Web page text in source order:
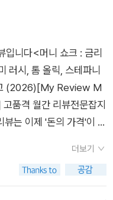
니라 인식의 전환에 가깝
제를 기반으로 의사결정
자본 비용을 더욱더 입
되는 시점이라는 것이다.
장을 움직이는 블룸버그
, 그들이 다루는 데이터
적이다. 전 세계 금융 시
석해 도출해 낸 결과이기
다. 《머니쇼크》는 주로
, 현 글로벌 금융 체계에
. 특히 우리나라는 외환보
고 있으며, 스테파니 플
로벌 경제 및 정부 부문을
쇼크, 오일달러의 문제, 러
, 더 비싼 세상에서 살아
금리 기조라는 달콤한 풍
경고하고 있다.기술 발전
려운 시절>(1854년)은 1
극심한 빈곤과 가혹한 노
술 발전을 더해 새로운
입니다​<머니 쇼크 : 금리
(2026)[My Review M
품격 월간 리뷰전문잡지
는 이제 '돈의 가격'이 바
고 싶지 않게 한다. 그렇
처가 없는 상황이다. 물
더보기